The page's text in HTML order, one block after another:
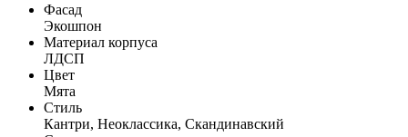
Фасад
Экошпон
Материал корпуса
ЛДСП
Цвет
Мята
Стиль
Кантри, Неоклассика, Скандинавский